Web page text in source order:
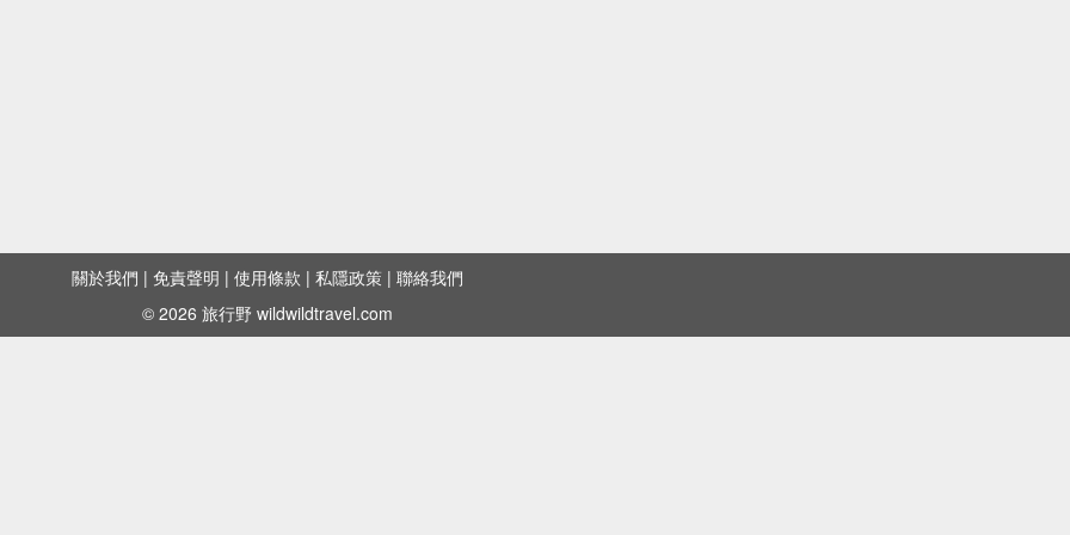
關於我們 | 免責聲明 | 使用條款 | 私隱政策 | 聯絡我們
© 2026 旅行野 wildwildtravel.com